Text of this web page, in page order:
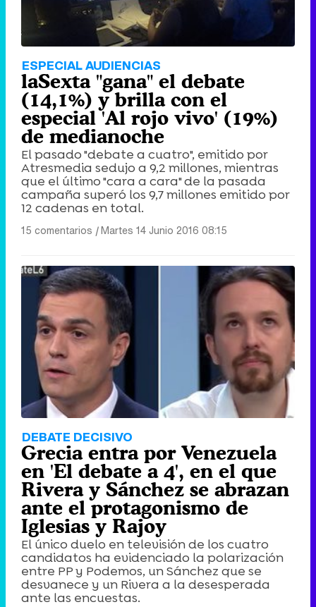
ESPECIAL AUDIENCIAS
laSexta "gana" el debate
(14,1%) y brilla con el
especial 'Al rojo vivo' (19%)
de medianoche
El pasado "debate a cuatro", emitido por
Atresmedia sedujo a 9,2 millones, mientras
que el último "cara a cara" de la pasada
campaña superó los 9,7 millones emitido por
12 cadenas en total.
15 comentarios |Martes 14 Junio 2016 08:15
DEBATE DECISIVO
Grecia entra por Venezuela
en 'El debate a 4', en el que
Rivera y Sánchez se abrazan
ante el protagonismo de
Iglesias y Rajoy
El único duelo en televisión de los cuatro
candidatos ha evidenciado la polarización
entre PP y Podemos, un Sánchez que se
desvanece y un Rivera a la desesperada
ante las encuestas.